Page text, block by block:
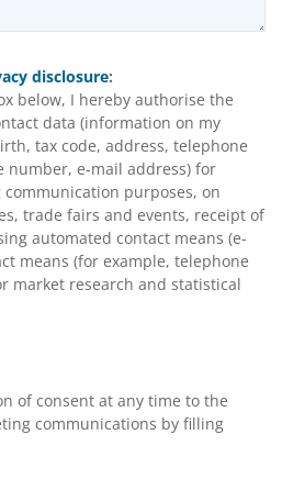
disclosure:
below, I hereby authorise the
data (information on my
tax code, address, telephone
number, e-mail address) for
purposes, on
trade fairs and events, receipt of
automated contact means (e-
means (for example, telephone
market research and statistical
of consent at any time to the
communications by filling